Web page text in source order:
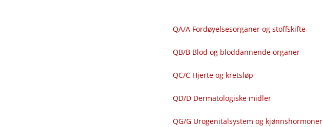
QA​/​A Fordøyelsesorganer og stoffskifte
QB​/​B Blod og bloddannende organer
QC​/​C Hjerte og kretsløp
QD​/​D Dermatologiske midler
QG​/​G Urogenitalsystem og kjønnshormoner